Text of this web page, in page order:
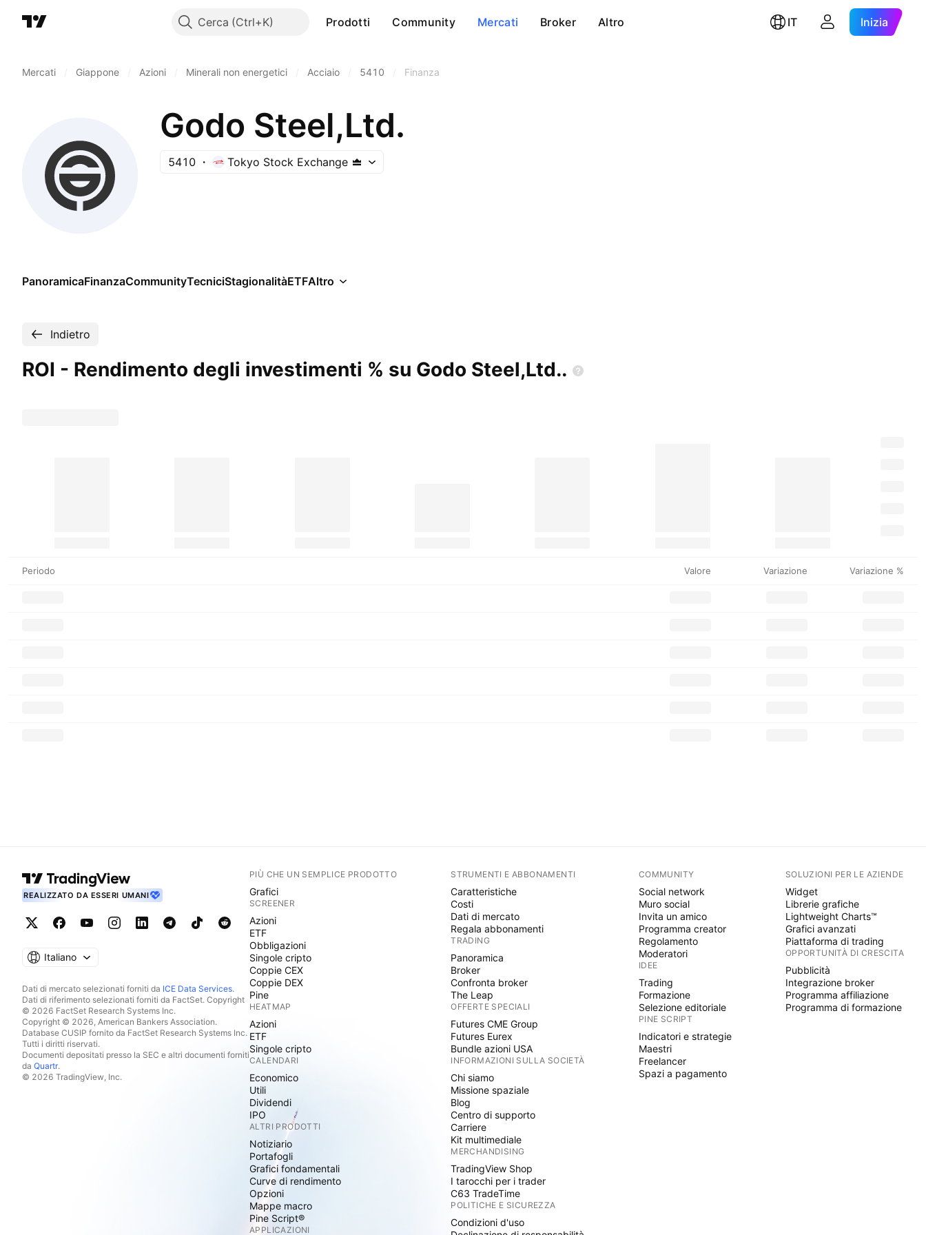
Cerca Prodotti Community Mercati Broker Altro IT Inizia
Mercati Giappone Azioni Minerali non energetici Acciaio 5410 Finanza
Godo Steel,Ltd.
5410 Tokyo Stock Exchange
PanoramicaFinanzaCommunityTecniciStagionalitàETFAltro
Indietro
ROI - Rendimento degli investimenti % su Godo Steel,Ltd..
Periodo Valore Variazione Variazione %
REALIZZATO DA ESSERI UMANI
Italiano
Dati di mercato selezionati forniti da ICE Data Services.
Dati di riferimento selezionati forniti da FactSet. Copyright
© 2026 FactSet Research Systems Inc.
Copyright © 2026, American Bankers Association.
Database CUSIP fornito da FactSet Research Systems Inc.
Tutti i diritti riservati.
Documenti depositati presso la SEC e altri documenti forniti
da Quartr.
© 2026 TradingView, Inc.
PIÙ CHE UN SEMPLICE PRODOTTO
Grafici
SCREENER
Azioni
ETF
Obbligazioni
Singole cripto
Coppie CEX
Coppie DEX
Pine
HEATMAP
Azioni
ETF
Singole cripto
CALENDARI
Economico
Utili
Dividendi
IPO
ALTRI PRODOTTI
Notiziario
Portafogli
Grafici fondamentali
Curve di rendimento
Opzioni
Mappe macro
Pine Script®
APPLICAZIONI
STRUMENTI E ABBONAMENTI
Caratteristiche
Costi
Dati di mercato
Regala abbonamenti
TRADING
Panoramica
Broker
Confronta broker
The Leap
OFFERTE SPECIALI
Futures CME Group
Futures Eurex
Bundle azioni USA
INFORMAZIONI SULLA SOCIETÀ
Chi siamo
Missione spaziale
Blog
Centro di supporto
Carriere
Kit multimediale
MERCHANDISING
TradingView Shop
I tarocchi per i trader
C63 TradeTime
POLITICHE E SICUREZZA
Condizioni d'uso
COMMUNITY
Social network
Muro social
Invita un amico
Programma creator
Regolamento
Moderatori
IDEE
Trading
Formazione
Selezione editoriale
PINE SCRIPT
Indicatori e strategie
Maestri
Freelancer
Spazi a pagamento
SOLUZIONI PER LE AZIENDE
Widget
Librerie grafiche
Lightweight Charts™
Grafici avanzati
Piattaforma di trading
OPPORTUNITÀ DI CRESCITA
Pubblicità
Integrazione broker
Programma affiliazione
Programma di formazione